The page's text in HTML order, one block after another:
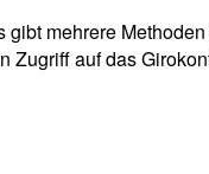
mehrere
Zugriff auf das